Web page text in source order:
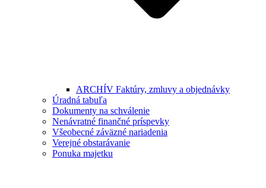
ARCHÍV Faktúry, zmluvy a objednávky
Úradná tabuľa
Dokumenty na schválenie
Nenávratné finančné príspevky
Všeobecné záväzné nariadenia
Verejné obstarávanie
Ponuka majetku